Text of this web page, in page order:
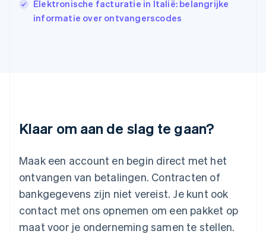
Elektronische facturatie in Italië: belangrijke
informatie over ontvangerscodes
Klaar om aan de slag te gaan?
Maak een account en begin direct met het
ontvangen van betalingen. Contracten of
bankgegevens zijn niet vereist. Je kunt ook
contact met ons opnemen om een pakket op
maat voor je onderneming samen te stellen.
日本語 English
Kroatië
FrançaisDeutschEnglish
English
Malta
English
Mexico
Nederland
NederlandsEnglish